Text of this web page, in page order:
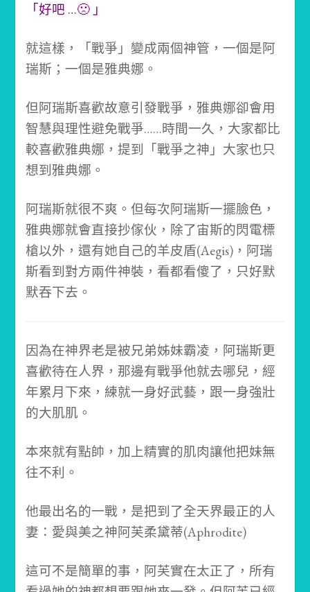
「好吧 …🙁 」
就這樣，「戰爭」變成兩個神管，一個是阿
瑞斯；一個是雅典娜。
但阿瑞斯喜歡故意引發戰爭，雅典娜卻會用
智慧與理性避免戰爭……時間一久，大家都比
較喜歡雅典娜，提到「戰爭之神」大家也只
想到雅典娜。
阿瑞斯就很不爽。但每次阿瑞斯一擺臉色，
雅典娜就會直接抄傢伙，除了宙斯的閃電標
槍以外，還有她自己的羊皮盾(Aegis)，阿瑞
斯看到對方兩件神裝，看都看傻了，只好默
默吞下去。
因為在神界老是被兄弟姊妹霸凌，阿瑞斯更
喜歡待在人界，那邊有戰爭他就去哪兒，經
年累月下來，練就一身好武藝，跟一身強壯
的大肌肌。
本來就有點帥，加上精實的肌肉讓他把妹無
往不利。
他最出名的一戰，是把到了全天界最正的人
妻：愛與美之神阿芙柔黛蒂(Aphrodite)
這可不是簡單的事，阿芙實在太正了，所有